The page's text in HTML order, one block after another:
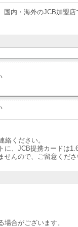
国内・海外のJCB加盟店
ください。
、JCB提携カードは
んので、ご留意くださ
合がございます。